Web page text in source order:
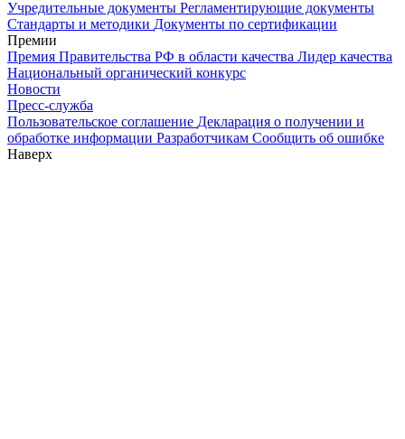
Учредительные документы Регламентирующие документы
Стандарты и методики Документы по сертификации
Премии
Премия Правительства РФ в области качества Лидер качества
Национальный органический конкурс
Новости
Пресс-служба
Пользовательское соглашение Декларация о получении и
обработке информации Разработчикам Сообщить об ошибке
Наверх